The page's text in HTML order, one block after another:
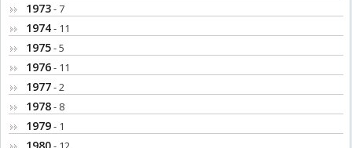
1973- 7
1974- 11
1975- 5
1976- 11
1977- 2
1978- 8
1979- 1